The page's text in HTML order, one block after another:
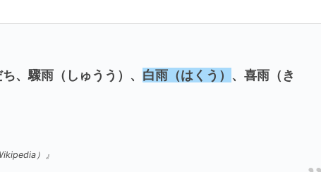
、驟雨（しゅうう）、 白雨（はくう） 、喜雨（き
）』